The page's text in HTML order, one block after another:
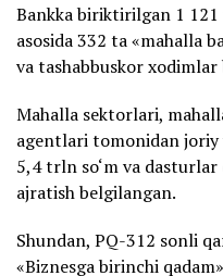
Bankka biriktirilgan 1
asosida 332 ta «mahalla
va tashabbuskor
Mahalla sektorlari,
agentlari tomonidan joriy
5,4 trln so‘m va
ajratish belgilangan.
Shundan, PQ-312 sonli
«Biznesga birinchi